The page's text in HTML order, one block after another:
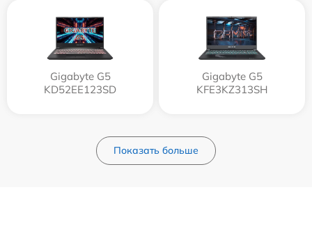
Gigabyte G5
KD52EE123SD
Gigabyte G5
KFE3KZ313SH
Показать больше